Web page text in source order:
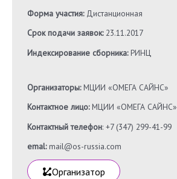
Форма участия:Дистанционная
Срок подачи заявок:23.11.2017
Индексирование сборника:РИНЦ
Организаторы:МЦИИ «ОМЕГА САЙНС»
Контактное лицо:МЦИИ «ОМЕГА САЙНС»
Контактный телефон: +7 (347) 299-41-99
emal:mail@os-russia.com
Организатор